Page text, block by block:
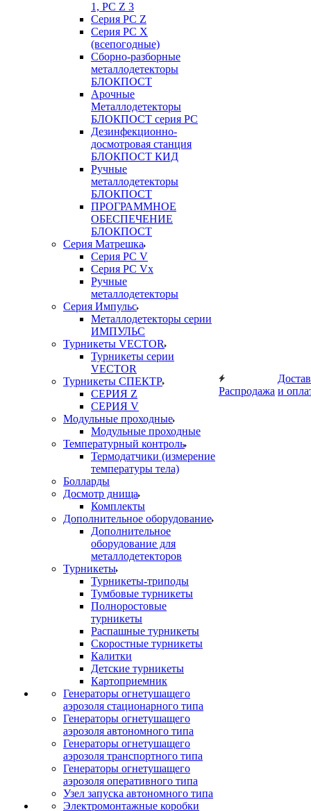
1, PC Z 3
Серия РС Z
Серия РС X
(всепогодные)
Сборно-разборные
металлодетекторы
БЛОКПОСТ
Арочные
Металлодетекторы
БЛОКПОСТ серия РС
Дезинфекционно-
досмотровая станция
БЛОКПОСТ КИД
Ручные
металлодетекторы
БЛОКПОСТ
ПРОГРАММНОЕ
ОБЕСПЕЧЕНИЕ
БЛОКПОСТ
Серия Матрешка
Серия PC V
Серия PC Vx
Ручные
металлодетекторы
Серия Импульс
Металлодетекторы серии
ИМПУЛЬС
Турникеты VECTOR
Турникеты серии
VECTOR
Турникеты СПЕКТР
СЕРИЯ Z
СЕРИЯ V
Модульные проходные
Модульные проходные
Температурный контроль
Термодатчики (измерение
температуры тела)
Болларды
Досмотр днища
Комплекты
Дополнительное оборудование
Дополнительное
оборудование для
металлодетекторов
Турникеты
Турникеты-триподы
Тумбовые турникеты
Полноростовые
турникеты
Распашные турникеты
Скоростные турникеты
Калитки
Детские турникеты
Картоприемник
Генераторы огнетушащего
аэрозоля стационарного типа
Генераторы огнетушащего
аэрозоля автономного типа
Генераторы огнетушащего
аэрозоля транспортного типа
Генераторы огнетушащего
аэрозоля оперативного типа
Узел запуска автономного типа
Электромонтажные коробки
Распродажа и